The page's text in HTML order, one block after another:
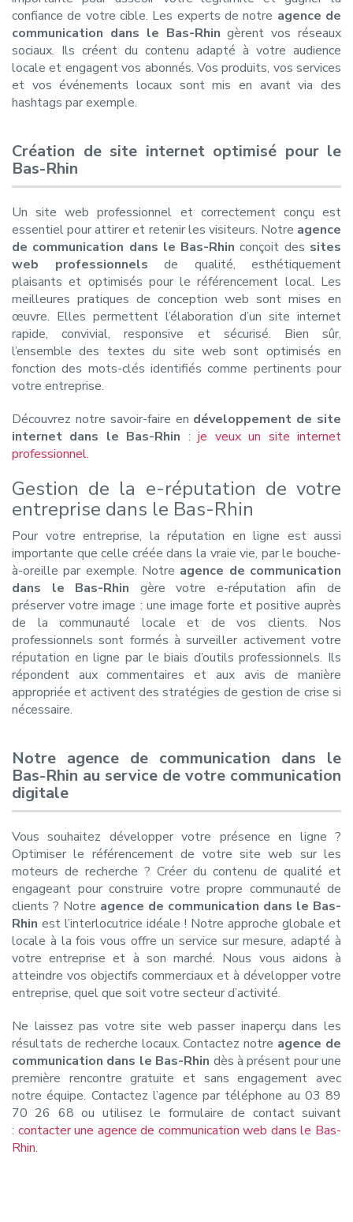
confiance de votre cible. Les experts de notre agence de
communication dans le Bas-Rhin gèrent vos réseaux
sociaux. Ils créent du contenu adapté à votre audience
locale et engagent vos abonnés. Vos produits, vos services
et vos événements locaux sont mis en avant via des
hashtags par exemple.
Création de site internet optimisé pour le
Bas-Rhin
Un site web professionnel et correctement conçu est
essentiel pour attirer et retenir les visiteurs. Notre agence
de communication dans le Bas-Rhin conçoit des sites
web professionnels de qualité,
esthétiquement
plaisants et optimisés pour le référencement local. Les
meilleures pratiques de conception web sont mises en
œuvre. Elles permettent l’élaboration d’un site internet
rapide, convivial, responsive et sécurisé. Bien sûr,
l’ensemble des textes du site web sont optimisés en
fonction des mots-clés identifiés comme pertinents pour
votre entreprise.
Découvrez notre savoir-faire en développement de site
internet dans le Bas-Rhin :je veux un site internet
professionnel.
Gestion de la e-réputation de votre
entreprise dans le Bas-Rhin
Pour votre entreprise, la réputation en ligne est aussi
importante que celle créée dans la vraie vie, par le bouche-
à-oreille par exemple. Notre agence de communication
dans le Bas-Rhin gère votre e-réputation afin de
préserver votre image : une image forte et positive auprès
de la communauté locale et de vos clients. Nos
professionnels sont formés à surveiller activement votre
réputation en ligne par le biais d’outils professionnels. Ils
répondent aux commentaires et aux avis de manière
appropriée et activent des stratégies de gestion de crise si
nécessaire.
Notre agence de communication dans le
Bas-Rhin au service de votre communication
digitale
Vous souhaitez développer votre présence en ligne ?
Optimiser le référencement de votre site web sur les
moteurs de recherche ? Créer du contenu de qualité et
engageant pour construire votre propre communauté de
clients ? Notre agence de communication dans le Bas-
Rhin est l’interlocutrice idéale ! Notre approche globale et
locale à la fois vous offre un service sur mesure, adapté à
votre entreprise et à son marché. Nous vous aidons à
atteindre vos objectifs commerciaux et à développer votre
entreprise, quel que soit votre secteur d’activité.
Ne laissez pas votre site web passer inaperçu dans les
résultats de recherche locaux. Contactez notre agence de
communication dans le Bas-Rhin dès à présent pour une
première rencontre gratuite et sans engagement avec
notre équipe. Contactez l’agence par téléphone au 03 89
70 26 68 ou utilisez le formulaire de contact suivant
: contacter une agence de communication web dans le Bas-
Rhin.